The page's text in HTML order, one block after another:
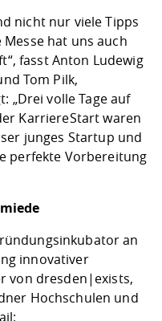
nicht nur viele Tipps
hat uns auch
fasst Anton Ludewig
Tom Pilk,
„Drei volle Tage auf
KarriereStart waren
junges Startup und
perfekte Vorbereitung
an
innovativer
von dresden|exists,
Hochschulen und